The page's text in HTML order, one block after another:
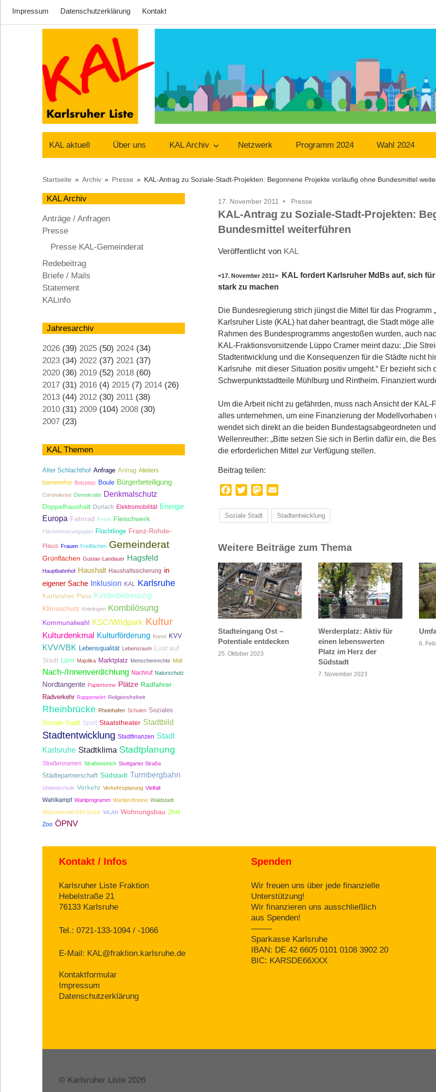
Impressum Datenschutzerklärung Kontakt
Zum
springen
Karlsruher
Liste
–
KAL
auf
KAL aktuell Über uns KAL Archiv Netzwerk Programm 2024 Wahl 2024
Startseite Archiv Presse KAL-Antrag zu Soziale-Stadt-Projekten: Begonnene Projekte vorläufig ohne Bundesmittel
17. November 2011 Presse
KAL-Antrag zu Soziale-Stadt-Projekten:
Bundesmittel weiterführen
Veröffentlicht von KAL
<17. November 2011>
KAL fordert Karlsruher MdBs auf, sich
stark zu machen
Die Bundesregierung strich jüngst die Mittel für das Programm
Karlsruher Liste (KAL) hat daher beantragt, die Stadt möge
Rahmen des Bundesprogramms angestoßen wurden, auch
KAL-Fraktionsvorsitzende Lüppo Cramer meint dazu: „Die
Stadtentwicklung und die Konsequenzen für die Städte nicht
Karlsruhe mit dieser Situation positiv umgeht.“ Er bezieht
Schwerpunktstadtteile Mühlburg und Rintheim. Finanziert
Um die Arbeit nicht zu gefährden, muss nach Ansicht der
alles unternehmen, um eine Finanzierung der
wendet sich direkt an die beiden Bundestagsabgeordneten
Wellenreuther: „Bitte setzen Sie sich in Berlin dafür ein, die
die erforderlichen Mittel zur Verfügung stellen.
Beitrag teilen:
Facebook
TwitterMastodon
Soziale Stadt Stadtentwicklung
Weitere Beiträge zum Thema
Stadteingang Ost –
Potentiale entdecken
25. Oktober 2023
Werderplatz: Aktiv für
einen lebenswerten
Platz im Herz der
Südstadt
7. November 2023
6.
KAL Archiv
Anträge / Anfragen
Presse
Presse KAL-Gemeinderat
Redebeitrag
Briefe / Mails
Statement
KALinfo
Jahresarchiv
2026 (39) 2025 (50) 2024 (34)
2023 (34) 2022 (37) 2021 (37)
2020 (36) 2019 (52) 2018 (60)
2017 (31) 2016 (4) 2015 (7) 2014 (26)
2013 (44) 2012 (30) 2011 (38)
2010 (31) 2009 (104) 2008 (30)
2007 (23)
KAL Themen
Alter Schlachthof Anfrage Antrag Ateliers
barrierefrei Bolzplatz Boule Bürgerbeteiligung
Coronakrise Demokratie Denkmalschutz
Doppelhaushalt Durlach Elektromobilität Energie
Europa Fahrrad Feste Fleischwerk
Flächennutzungsplan Flüchtlinge Franz-Rohde-
Haus Frauen Freiflächen Gemeinderat
Grünflächen Gustav-Landauer Hagsfeld
Hauptbahnhof Haushalt Haushaltssicherung in
eigener Sache Inklusion KAL Karlsruhe
Karlsruher Pass Kinderbetreuung
Klimaschutz Knielingen Kombilösung
Kommunalwahl KSC/Wildpark Kultur
Kulturdenkmal Kulturförderung Kunst KVV
KVV/VBK Lebensqualität Lebensraum
Lust auf
Stadt Lärm Majolika Marktplatz Menschenrechte Müll
Nach-/Innenverdichtung Nachruf Naturschutz
Nordtangente Papiertonne Plätze Radfahrer
Radverkehr Rappenwört Religionsfreiheit
Rheinbrücke Rheinhafen Schulen Soziales
Soziale Stadt Sport Staatstheater Stadtbild
Stadtentwicklung Stadtfinanzen Stadt
Karlsruhe Stadtklima Stadtplanung
Straßennamen Straßenstrich Stuttgarter Straße
Städtepartnerschaft Südstadt Turmbergbahn
Uhlandschule Verkehr Verkehrsplanung Vielfalt
Wahlkampf Wahlprogramm Wahlprüfsteine Waldstadt
Wasserwerkbrücke WLAN Wohnungsbau ZKM
Zoo ÖPNV
Kontakt / Infos
Karlsruher Liste Fraktion
Hebelstraße 21
76133 Karlsruhe
Tel.: 0721-133-1094 / -1066
E-Mail: KAL@fraktion.karlsruhe.de
Kontaktformular
Impressum
Datenschutzerklärung
Spenden
Wir freuen uns über jede finanzielle
Unterstützung!
Wir finanzieren uns ausschließlich
aus Spenden!
——–
Sparkasse Karlsruhe
IBAN: DE 42 6605 0101 0108 3902 20
BIC: KARSDE66XXX
© Karlsruher Liste 2026